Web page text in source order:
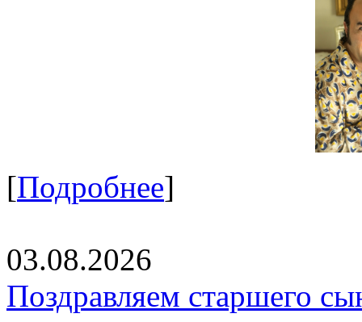
[Подробнее]
03.08.2026
Поздравляем старшего